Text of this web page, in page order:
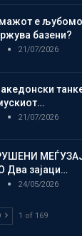
е
базени?
21/07/2026
21/07/2026
Два зајаци…
24/05/2026
1 of 169